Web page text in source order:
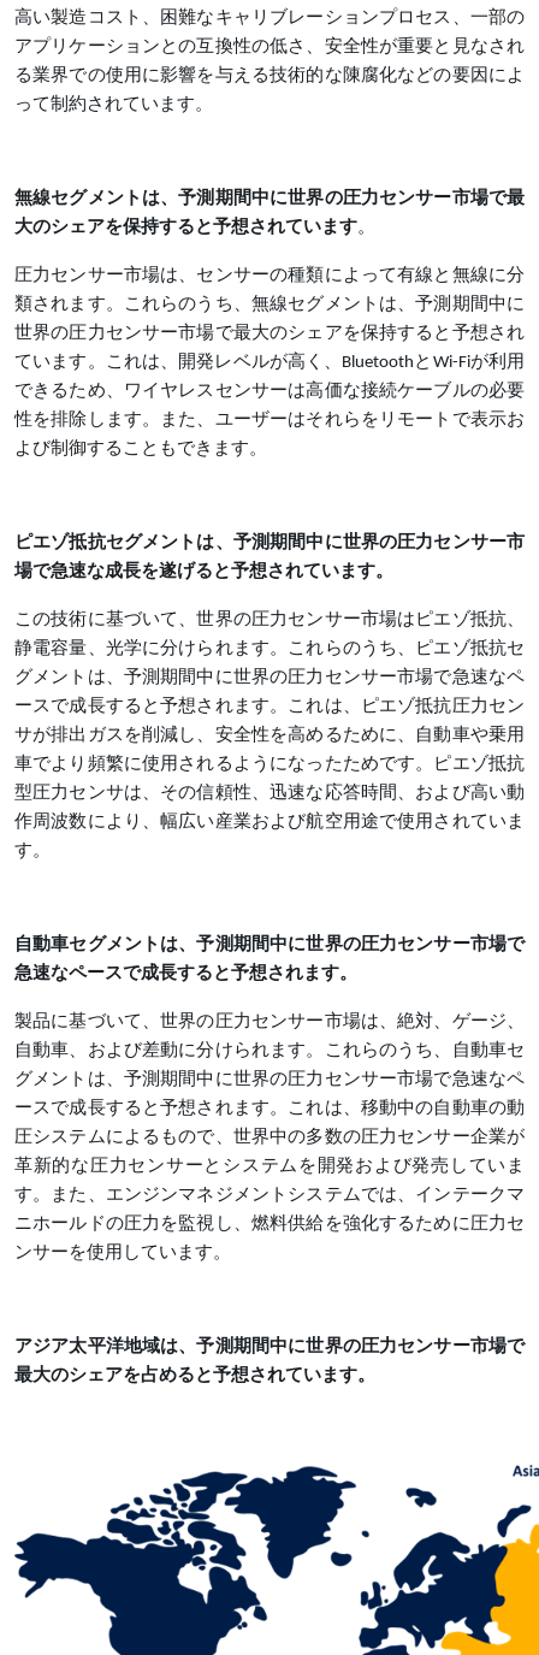
高い製造コスト、困難なキャリブレーションプロセス、一部の
アプリケーションとの互換性の低さ、安全性が重要と見なされ
る業界での使用に影響を与える技術的な陳腐化などの要因によ
って制約されています。
無線セグメントは、予測期間中に世界の圧力センサー市場で最
大のシェアを保持すると予想されています。
圧力センサー市場は、センサーの種類によって有線と無線に分
類されます。これらのうち、無線セグメントは、予測期間中に
世界の圧力センサー市場で最大のシェアを保持すると予想され
ています。これは、開発レベルが高く、BluetoothとWi-Fiが利用
できるため、ワイヤレスセンサーは高価な接続ケーブルの必要
性を排除します。また、ユーザーはそれらをリモートで表示お
よび制御することもできます。
ピエゾ抵抗セグメントは、予測期間中に世界の圧力センサー市
場で急速な成長を遂げると予想されています。
この技術に基づいて、世界の圧力センサー市場はピエゾ抵抗、
静電容量、光学に分けられます。これらのうち、ピエゾ抵抗セ
グメントは、予測期間中に世界の圧力センサー市場で急速なペ
ースで成長すると予想されます。これは、ピエゾ抵抗圧力セン
サが排出ガスを削減し、安全性を高めるために、自動車や乗用
車でより頻繁に使用されるようになったためです。ピエゾ抵抗
型圧力センサは、その信頼性、迅速な応答時間、および高い動
作周波数により、幅広い産業および航空用途で使用されていま
す。
自動車セグメントは、予測期間中に世界の圧力センサー市場で
急速なペースで成長すると予想されます。
製品に基づいて、世界の圧力センサー市場は、絶対、ゲージ、
自動車、および差動に分けられます。これらのうち、自動車セ
グメントは、予測期間中に世界の圧力センサー市場で急速なペ
ースで成長すると予想されます。これは、移動中の自動車の動
圧システムによるもので、世界中の多数の圧力センサー企業が
革新的な圧力センサーとシステムを開発および発売していま
す。また、エンジンマネジメントシステムでは、インテークマ
ニホールドの圧力を監視し、燃料供給を強化するために圧力セ
ンサーを使用しています。
アジア太平洋地域は、予測期間中に世界の圧力センサー市場で
最大のシェアを占めると予想されています。